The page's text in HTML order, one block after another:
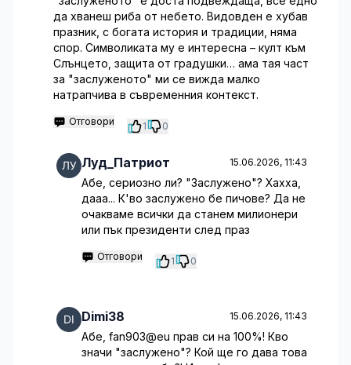
да хванеш риба от небето. Видовден е хубав
празник, с богата история и традиции, няма
спор. Символиката му е интересна – култ към
Слънцето, защита от градушки… ама тая част
за "заслуженото" ми се вижда малко
натрапчива в съвременния контекст.
Отговори 1 0
Луд_Патриот 15.06.2026, 11:43
Абе, сериозно ли? "Заслужено"? Хахха,
дааа... К'во заслужено бе пичове? Да не
очакваме всички да станем милионери
или пък президенти след праз
Отговори 1 0
Dimi38 15.06.2026, 11:43
Абе, fan903@eu прав си на 100%! Кво
значи "заслужено"? Кой ще го дава това